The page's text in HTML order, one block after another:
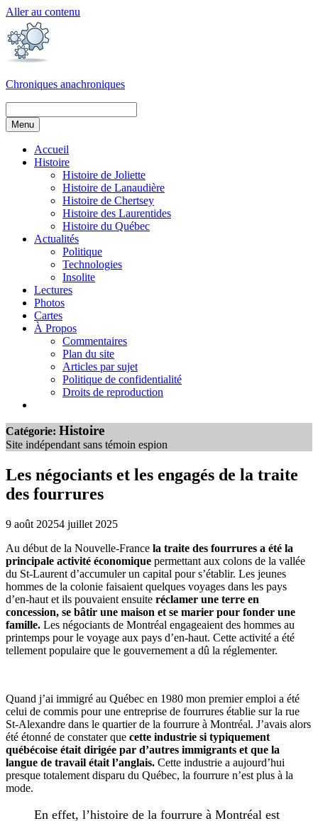
Aller au contenu
Chroniques anachroniques
Menu
Accueil
Histoire
Histoire de Joliette
Histoire de Lanaudière
Histoire de Chertsey
Histoire des Laurentides
Histoire du Québec
Actualités
Politique
Technologies
Insolite
Lectures
Photos
Cartes
À Propos
Commentaires
Plan du site
Articles par sujet
Politique de confidentialité
Droits de reproduction
Catégorie: Histoire
Site indépendant sans témoin espion
Les négociants et les engagés de la traite
des fourrures
9 août 20254 juillet 2025
Au début de la Nouvelle-France la traite des fourrures a été la
principale activité économique permettant aux colons de la vallée
du St-Laurent d’accumuler un capital pour s’établir. Les jeunes
hommes de la colonie faisaient quelques voyages dans les pays
d’en-haut et ils pouvaient ensuite réclamer une terre en
concession, se bâtir une maison et se marier pour fonder une
famille. Les négociants de Montréal engageaient des hommes au
printemps pour le voyage aux pays d’en-haut. Cette activité a été
tellement populaire que le gouvernement a dû la réglementer.
Quand j’ai immigré au Québec en 1980 mon premier emploi a été
celui de commis pour une entreprise de fourrures établie sur la rue
St-Alexandre dans le quartier de la fourrure à Montréal. J’avais alors
été étonné de constater que cette industrie si typiquement
québécoise était dirigée par d’autres immigrants et que la
langue de travail était l’anglais. Cette industrie a aujourd’hui
presque totalement disparu du Québec, la fourrure n’est plus à la
mode.
En effet, l’histoire de la fourrure à Montréal est